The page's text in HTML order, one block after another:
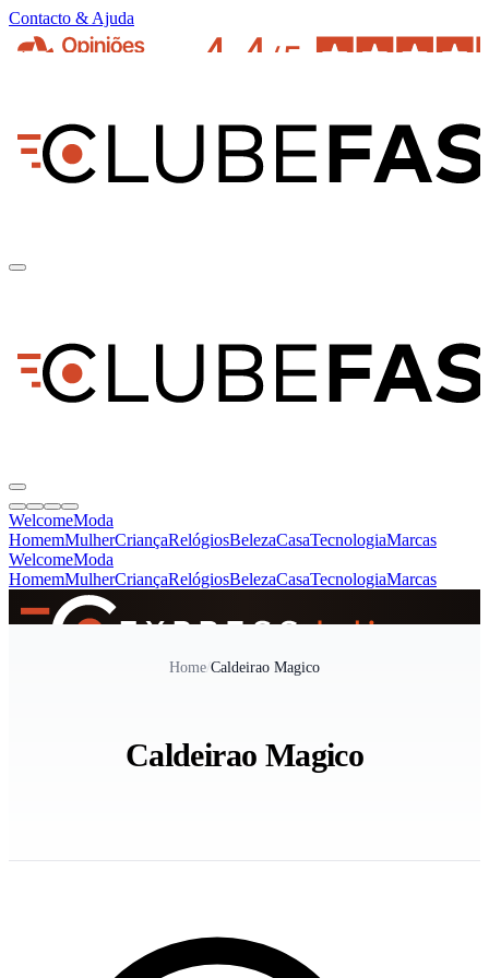
Contacto & Ajuda
WelcomeModa
HomemMulherCriançaRelógiosBelezaCasaTecnologiaMarcas
WelcomeModa
HomemMulherCriançaRelógiosBelezaCasaTecnologiaMarcas
Home/Caldeirao Magico
Caldeirao Magico